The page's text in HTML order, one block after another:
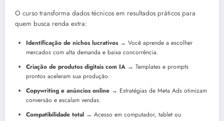
O curso transforma dados técnicos em resultados práticos para
quem busca renda extra:
Identificação de nichos lucrativos→ Você aprende a escolher
mercados com alta demanda e baixa concorrência.
Criação de produtos digitais com IA → Templates e prompts
prontos aceleram sua produção.
Copywriting e anúncios online → Estratégias de Meta Ads otimizam
conversão e escalam vendas.
Compatibilidade total → Acesso em computador, tablet ou